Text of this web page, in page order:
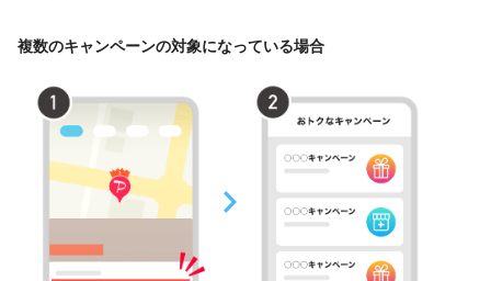
複数のキャンペーンの対象になっている場合